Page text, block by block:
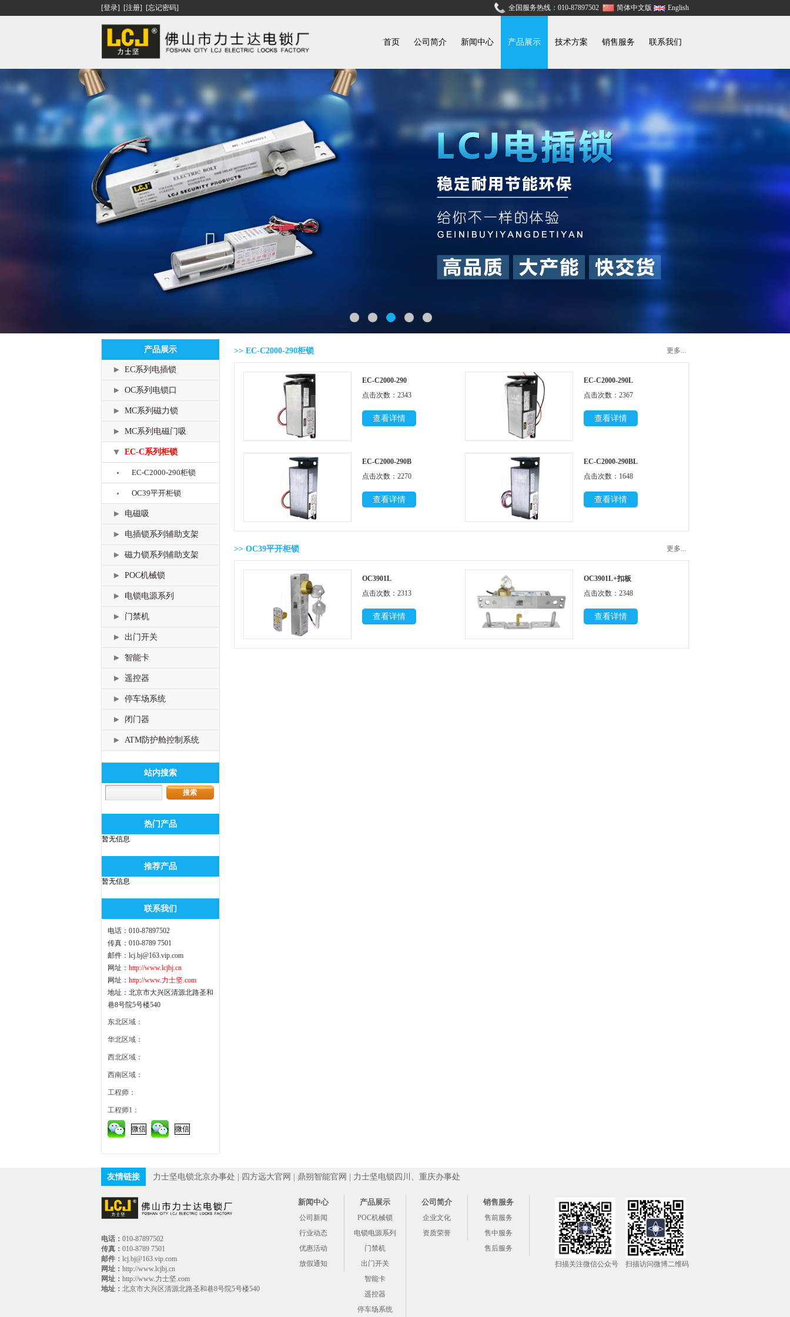
[登录] [注册] [忘记密码] 全国服务热线：010-87897502 简体中文版 English
首页 公司简介 新闻中心 产品展示 技术方案 销售服务 联系我们
产品展示
EC系列电插锁
OC系列电锁口
MC系列磁力锁
MC系列电磁门吸
EC-C系列柜锁
EC-C2000-290柜锁
OC39平开柜锁
电磁吸
电插锁系列辅助支架
磁力锁系列辅助支架
POC机械锁
电锁电源系列
门禁机
出门开关
智能卡
遥控器
停车场系统
闭门器
ATM防护舱控制系统
站内搜索
热门产品
暂无信息
推荐产品
暂无信息
联系我们
电话：010-87897502
传真：010-8789 7501
邮件：lcj.bj@163.vip.com
网址： http://www.lcjbj.cn
网址： http://www.力士坚.com
地址：北京市大兴区清源北路圣和
巷8号院5号楼540
东北区域：
华北区域：
西北区域：
西南区域：
工程师：
工程师1：
微信 微信
更多...
>> EC-C2000-290柜锁
EC-C2000-290
点击次数：2343
查看详情
EC-C2000-290L
点击次数：2367
查看详情
EC-C2000-290B
点击次数：2270
查看详情
EC-C2000-290BL
点击次数：1648
查看详情
更多...
>> OC39平开柜锁
OC3901L
点击次数：2313
查看详情
OC3901L+扣板
点击次数：2348
查看详情
友情链接 力士坚电锁北京办事处 四方远大官网 鼎朔智能官网 力士坚电锁四川、重庆办事处
电话： 010-87897502
传真： 010-8789 7501
邮件： lcj.bj@163.vip.com
网址： http://www.lcjbj.cn
网址： http://www.力士坚.com
地址： 北京市大兴区清源北路圣和巷8号院5号楼540
新闻中心
公司新闻
行业动态
优惠活动
放假通知
产品展示
POC机械锁
电锁电源系列
门禁机
出门开关
智能卡
遥控器
停车场系统
公司简介
企业文化
资质荣誉
销售服务
售前服务
售中服务
售后服务
扫描访问微博二维码
扫描关注微信公众号